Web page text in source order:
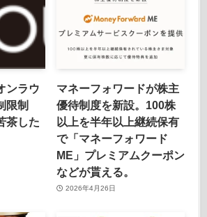
ンラウ
限制
茶した
マネーフォワードが株主
優待制度を新設。100株
以上を半年以上継続保有
で「マネーフォワード
ME」プレミアムクーポン
などが貰える。
2026年4月26日